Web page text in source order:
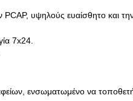
υψηλούς ευαίσθητο και
7x24.
ενσωματωμένο να